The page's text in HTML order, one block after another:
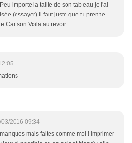
importe la taille de son tableau je l'ai
(essayer) Il faut juste que tu prenne
Canson Voila au revoir
03/2016 09:34
mais faites comme moi ! imprimer-